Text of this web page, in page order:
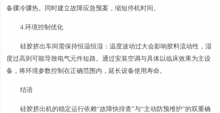
备骤冷骤热。同时建立故障应急预案，缩短停机时间。
4.环境控制优化
硅胶挤出车间需保持恒温恒湿：温度波动过大会影响胶料流动性，湿
度过高则可能导致电气元件短路。通过安装空调与具体以临床效果为主设
备，将环境参数控制在正确范围内，延长设备使用寿命。
结语
硅胶挤出机的稳定运行依赖“故障快排查”与“主动防预维护”的双重确